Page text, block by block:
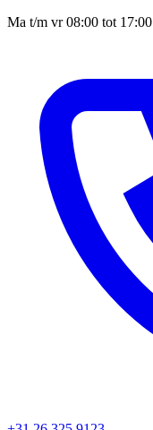
Ma t/m vr 08:00 tot 17:00